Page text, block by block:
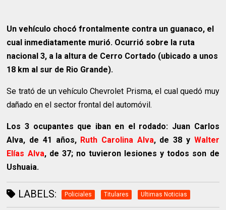
Un vehículo chocó frontalmente contra un guanaco, el
cual inmediatamente murió. Ocurrió sobre la ruta
nacional 3, a la altura de Cerro Cortado (ubicado a unos
18 km al sur de Rio Grande).
Se trató de un vehículo Chevrolet Prisma, el cual quedó muy
dañado en el sector frontal del automóvil.
Los 3 ocupantes que iban en el rodado: Juan Carlos
Alva, de 41 años, Ruth Carolina Alva, de 38 y Walter
Elías Alva, de 37; no tuvieron lesiones y todos son de
Ushuaia.
LABELS: Policiales Titulares Ultimas Noticias